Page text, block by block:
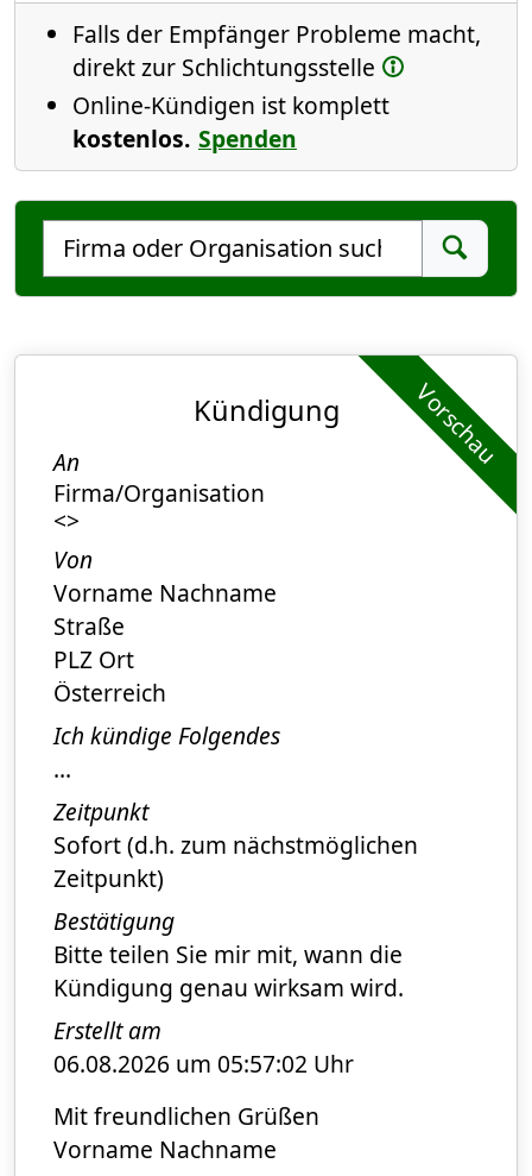
Falls der Empfänger Probleme macht,
direkt zur Schlichtungsstelle
Online-Kündigen ist komplett
kostenlos. Spenden
Kündigungs-Empfänger auswählen
Empfänger suchen
Suchen
Vorschau
Kündigung
An
Firma/Organisation
<>
Von
Vorname Nachname
Straße
PLZ Ort
Österreich
Ich kündige Folgendes
...
Zeitpunkt
Sofort (d.h. zum nächstmöglichen
Zeitpunkt)
Bestätigung
Bitte teilen Sie mir mit, wann die
Kündigung genau wirksam wird.
Erstellt am
06.08.2026 um 05:57:02 Uhr
Mit freundlichen Grüßen
Vorname Nachname